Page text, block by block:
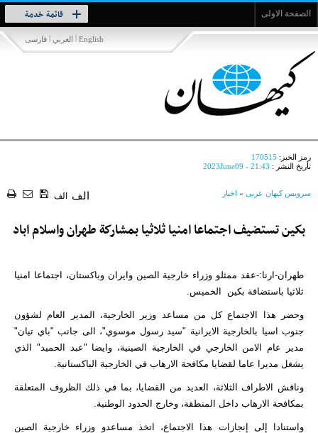
الصفحة الاولى قائمة خدمة
Toggle
navigation
فارسی | العربي | English
رمز الخبر: 170515
تأريخ النشر : 2023June09 - 21:43
سرویس کیهان عربی » اخبار الف الف
بكين تستضيف اجتماعا امنيا ثلاثيا بمشاركة طهران واسلام اباد
طهران-ارنا:-عقد ممثلو وزراء خارجية الصين وايران وباكستان، اجتماعا امنيا
ثلاثيا باستضافة بكين الخميس.
وحضر هذا الاجتماع كل من مساعد وزير الخارجية، المدير العام لشؤون
جنوب اسيا بالخارجية الايرانية "سيد رسول موسوي"، الى جانب "باي تيان"
مدير عام الامن الخارجي في الخارجية الصينية، وايضا "عبد الحميد" الذي
يشغل مديرا عاما لقضايا مكافحة الارهاب في الخارجية الباكستانية.
وناقش الاطراف الثلاثة، العديد من القضايا، بما في ذلك الظروف المتعلقة
بمكافحة الارهاب داخل المنطقة، وخارج الحدود الوطنية.
واستنادا إلى إنجازات هذا الاجتماع، اتخذ مساعدو وزراء خارجية الصين